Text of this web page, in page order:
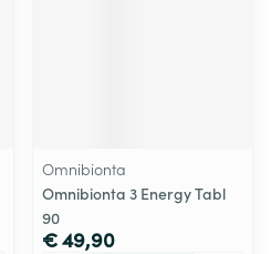
Omnibionta
Omnibionta 3 Energy Tabl
90
€ 49,90